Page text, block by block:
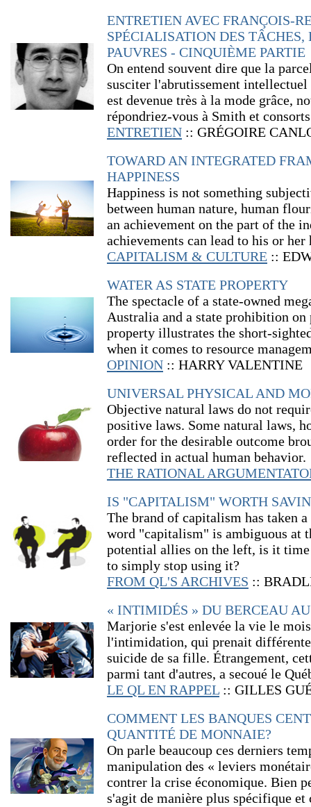
ENTRETIEN AVEC FRANÇOIS-
SPÉCIALISATION DES
PAUVRES - CINQUIÈME PARTIE
On entend souvent dire que la
susciter l'abrutissement
est devenue très à la mode grâce,
répondriez-vous à Smith et
ENTRETIEN :: GRÉGOIRE
TOWARD AN INTEGRATED
HAPPINESS
Happiness is not something
between human nature, human
an achievement on the part of the
achievements can lead to his or her
CAPITALISM & CULTURE ::
WATER AS STATE PROPERTY
The spectacle of a state-owned
Australia and a state prohibition
property illustrates the short-
when it comes to resource
OPINION :: HARRY VALENTINE
UNIVERSAL PHYSICAL AND
Objective natural laws do not
positive laws. Some natural laws,
order for the desirable outcome
reflected in actual human behavior.
THE RATIONAL
IS "CAPITALISM" WORTH
The brand of capitalism has taken
word "capitalism" is ambiguous at
potential allies on the left, is it
to simply stop using it?
FROM QL'S ARCHIVES ::
« INTIMIDÉS » DU BERCEAU
Marjorie s'est enlevée la vie le
l'intimidation, qui prenait
suicide de sa fille. Étrangement,
parmi tant d'autres, a secoué le
LE QL EN RAPPEL :: GILLES
COMMENT LES BANQUES
QUANTITÉ DE MONNAIE?
On parle beaucoup ces derniers
manipulation des « leviers
contrer la crise économique. Bien
s'agit de manière plus spécifique et